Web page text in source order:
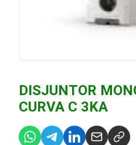
DISJUNTOR
CURVA C 3KA